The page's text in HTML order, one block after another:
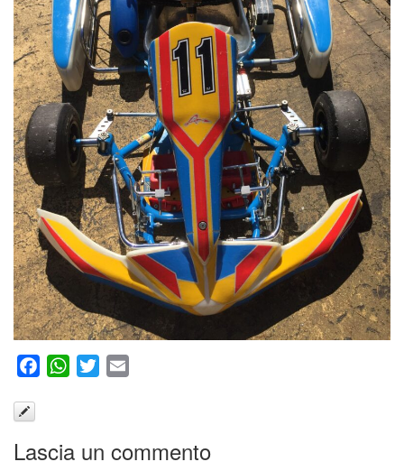
FacebookWhatsApp
Twitter
Lascia un commento